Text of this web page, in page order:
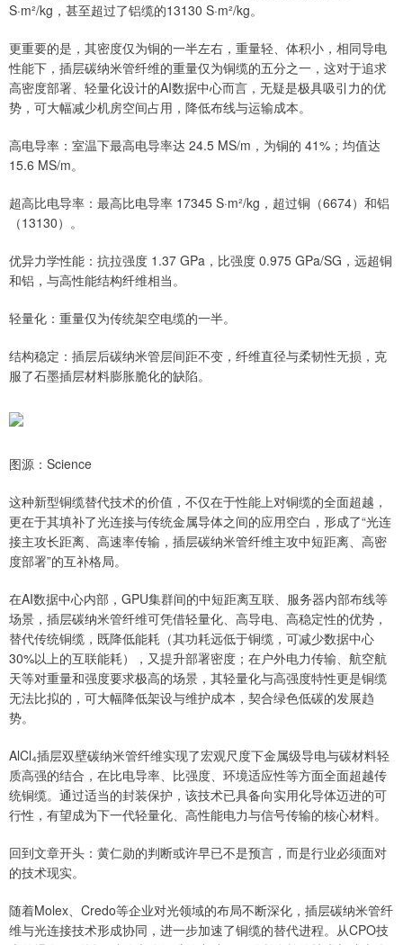
S·m²/kg，甚至超过了铝缆的13130 S·m²/kg。
更重要的是，其密度仅为铜的一半左右，重量轻、体积小，相同导电
性能下，插层碳纳米管纤维的重量仅为铜缆的五分之一，这对于追求
高密度部署、轻量化设计的AI数据中心而言，无疑是极具吸引力的优
势，可大幅减少机房空间占用，降低布线与运输成本。
高电导率：室温下最高电导率达 24.5 MS/m，为铜的 41%；均值达
15.6 MS/m。
超高比电导率：最高比电导率 17345 S·m²/kg，超过铜（6674）和铝
（13130）。
优异力学性能：抗拉强度 1.37 GPa，比强度 0.975 GPa/SG，远超铜
和铝，与高性能结构纤维相当。
轻量化：重量仅为传统架空电缆的一半。
结构稳定：插层后碳纳米管层间距不变，纤维直径与柔韧性无损，克
服了石墨插层材料膨胀脆化的缺陷。
图源：Science
这种新型铜缆替代技术的价值，不仅在于性能上对铜缆的全面超越，
更在于其填补了光连接与传统金属导体之间的应用空白，形成了“光连
接主攻长距离、高速率传输，插层碳纳米管纤维主攻中短距离、高密
度部署”的互补格局。
在AI数据中心内部，GPU集群间的中短距离互联、服务器内部布线等
场景，插层碳纳米管纤维可凭借轻量化、高导电、高稳定性的优势，
替代传统铜缆，既降低能耗（其功耗远低于铜缆，可减少数据中心
30%以上的互联能耗），又提升部署密度；在户外电力传输、航空航
天等对重量和强度要求极高的场景，其轻量化与高强度特性更是铜缆
无法比拟的，可大幅降低架设与维护成本，契合绿色低碳的发展趋
势。
AlCl₄插层双壁碳纳米管纤维实现了宏观尺度下金属级导电与碳材料轻
质高强的结合，在比电导率、比强度、环境适应性等方面全面超越传
统铜缆。通过适当的封装保护，该技术已具备向实用化导体迈进的可
行性，有望成为下一代轻量化、高性能电力与信号传输的核心材料。
回到文章开头：黄仁勋的判断或许早已不是预言，而是行业必须面对
的技术现实。
随着Molex、Credo等企业对光领域的布局不断深化，插层碳纳米管纤
维与光连接技术形成协同，进一步加速了铜缆的替代进程。从CPO技